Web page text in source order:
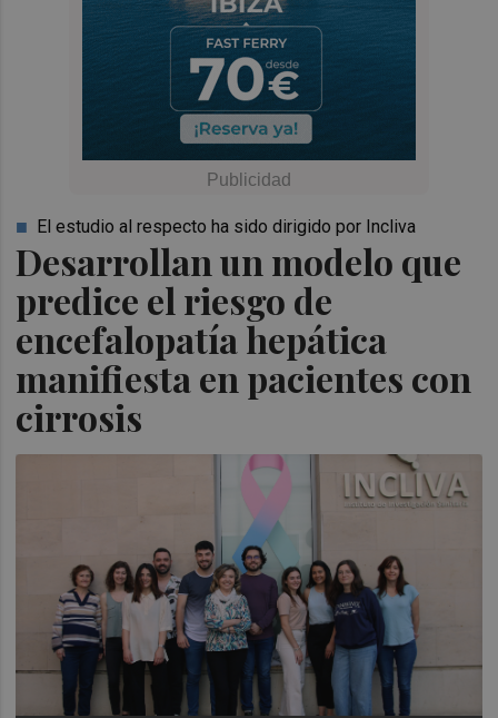
Desarrollan un modelo que
predice el riesgo de
encefalopatía hepática
manifiesta en pacientes con
cirrosis
El estudio al respecto ha sido dirigido por Incliva